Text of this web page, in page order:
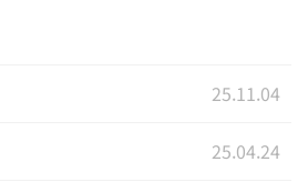
25.11.04
25.04.24